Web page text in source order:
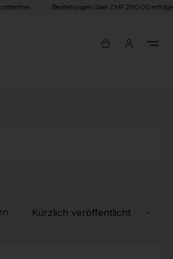
Bestellungen über CHF 290.00
Kürzlich veröffentlicht